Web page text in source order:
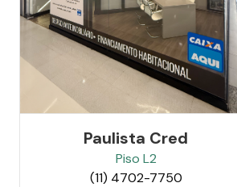
Paulista Cred
Piso L2
(11) 4702-7750